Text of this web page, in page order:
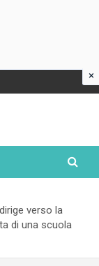
verso la
di una scuola
×